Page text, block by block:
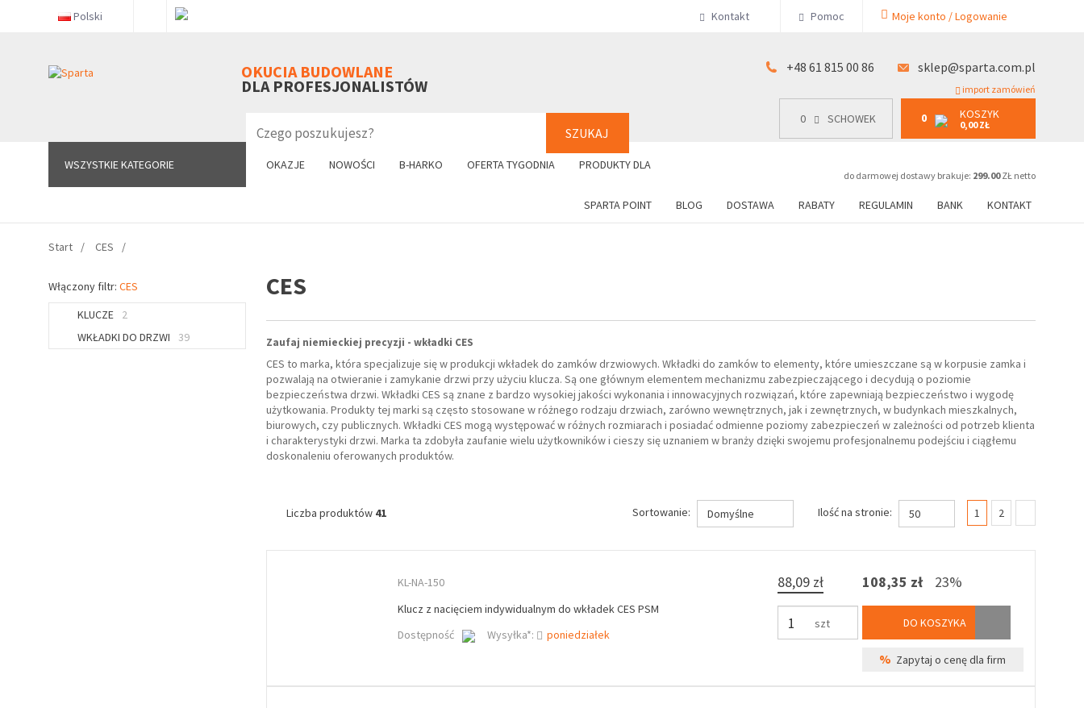
Polski Kontakt Pomoc Moje konto / Logowanie
OKUCIA BUDOWLANE
DLA PROFESJONALISTÓW
SZUKAJ
+48 61 815 00 86 sklep@sparta.com.pl
import zamówień
0 SCHOWEK 0 KOSZYK
0,00 ZŁ
do darmowej dostawy brakuje: 299.00ZŁ netto
WSZYSTKIE KATEGORIE OKAZJE NOWOŚCI B-HARKO OFERTA TYGODNIA PRODUKTY DLA
SPARTA POINT BLOG DOSTAWA RABATY REGULAMIN BANK KONTAKT
WSZYSTKIE KATEGORIE 0 SCHOWEK 0 KOSZYK
0,00 ZŁ
+48 61 815 00 86
Start CES
Włączony filtr: CES
KLUCZE
2
WKŁADKI DO DRZWI
39
CES
Zaufaj niemieckiej precyzji - wkładki CES
CES to marka, która specjalizuje się w produkcji wkładek do zamków drzwiowych. Wkładki do zamków to elementy, które umieszczane są w korpusie zamka i
pozwalają na otwieranie i zamykanie drzwi przy użyciu klucza. Są one głównym elementem mechanizmu zabezpieczającego i decydują o poziomie
bezpieczeństwa drzwi. Wkładki CES są znane z bardzo wysokiej jakości wykonania i innowacyjnych rozwiązań, które zapewniają bezpieczeństwo i wygodę
użytkowania. Produkty tej marki są często stosowane w różnego rodzaju drzwiach, zarówno wewnętrznych, jak i zewnętrznych, w budynkach mieszkalnych,
biurowych, czy publicznych. Wkładki CES mogą występować w różnych rozmiarach i posiadać odmienne poziomy zabezpieczeń w zależności od potrzeb klienta
i charakterystyki drzwi. Marka ta zdobyła zaufanie wielu użytkowników i cieszy się uznaniem w branży dzięki swojemu profesjonalnemu podejściu i ciągłemu
doskonaleniu oferowanych produktów.
Liczba produktów 41 Sortowanie: Domyślne Ilość na stronie: 50 1 (current)
2
KL-NA-150
Klucz z nacięciem indywidualnym do wkładek CES PSM
Dostępność
Wysyłka*: poniedziałek
88,09 zł
szt
108,35 zł 23%
DO KOSZYKA
% Zapytaj o cenę dla firm